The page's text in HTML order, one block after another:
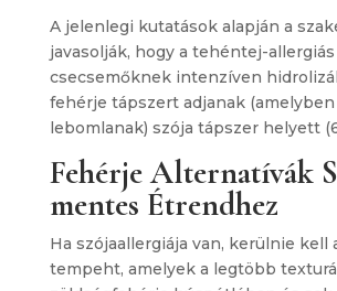
A jelenlegi kutatások alapján a
javasolják, hogy a tehéntej-allergiás
csecsemőknek intenzíven
fehérje tápszert adjanak
lebomlanak) szója tápszer helyett
Fehérje Alternatívák
mentes Étrendhez
Ha szójaallergiája van, kerülnie kell
tempeht, amelyek a legtöbb